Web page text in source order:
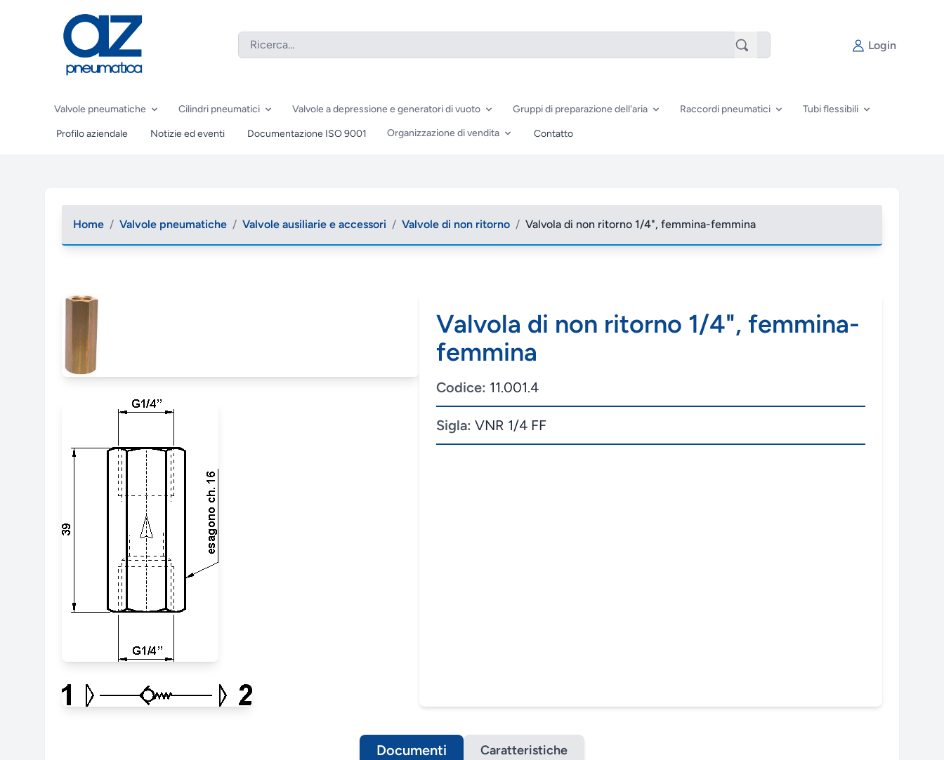
Login
Valvole pneumatiche Cilindri pneumatici Valvole a depressione e generatori di vuoto Gruppi di preparazione dell'aria Raccordi pneumatici Tubi flessibili
Profilo aziendale Notizie ed eventi Documentazione ISO 9001 Organizzazione di vendita Contatto
Home / Valvole pneumatiche / Valvole ausiliarie e accessori / Valvole di non ritorno / Valvola di non ritorno 1/4", femmina-femmina
Valvola di non ritorno 1/4", femmina-
femmina
Codice: 11.001.4
Sigla: VNR 1/4 FF
Documenti Caratteristiche